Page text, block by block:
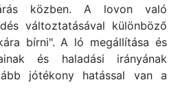
közben. A lovon való
változtatásával különböző
bírni". A ló megállítása és
és haladási irányának
jótékony hatással van a